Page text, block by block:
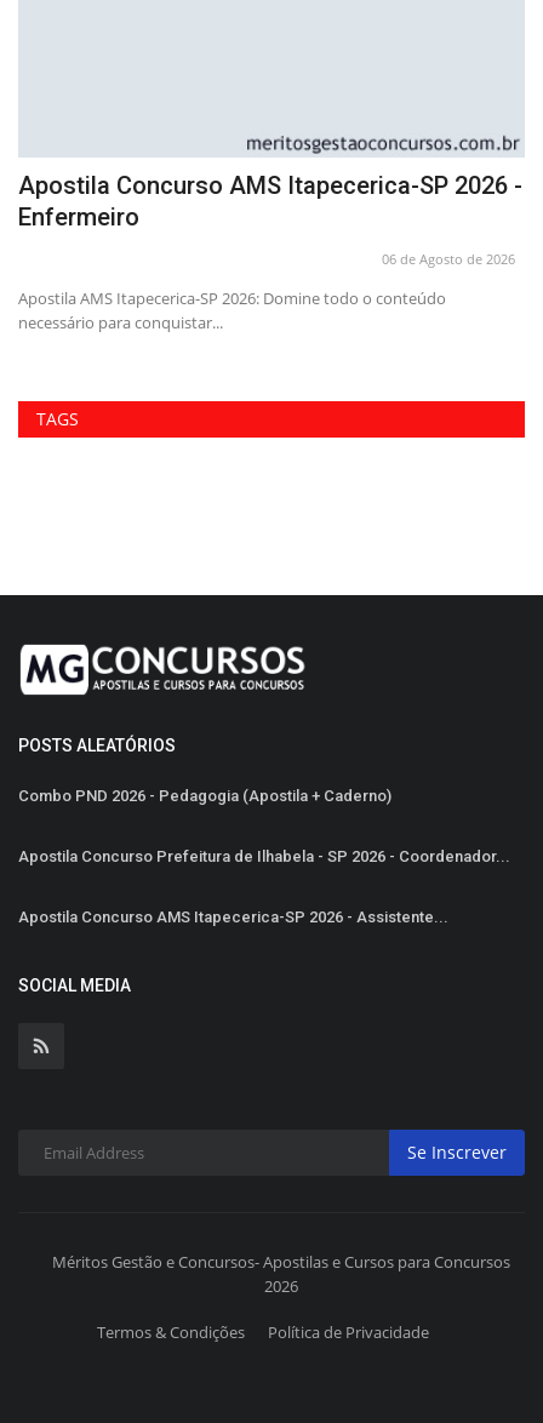
Apostila Concurso AMS Itapecerica-SP 2026 -
Enfermeiro
06 de Agosto de 2026
Apostila AMS Itapecerica-SP 2026: Domine todo o conteúdo
necessário para conquistar...
TAGS
POSTS ALEATÓRIOS
Combo PND 2026 - Pedagogia (Apostila + Caderno)
Apostila Concurso Prefeitura de Ilhabela - SP 2026 - Coordenador...
Apostila Concurso AMS Itapecerica-SP 2026 - Assistente...
SOCIAL MEDIA
Se Inscrever
Méritos Gestão e Concursos- Apostilas e Cursos para Concursos
2026
Termos & Condições Política de Privacidade